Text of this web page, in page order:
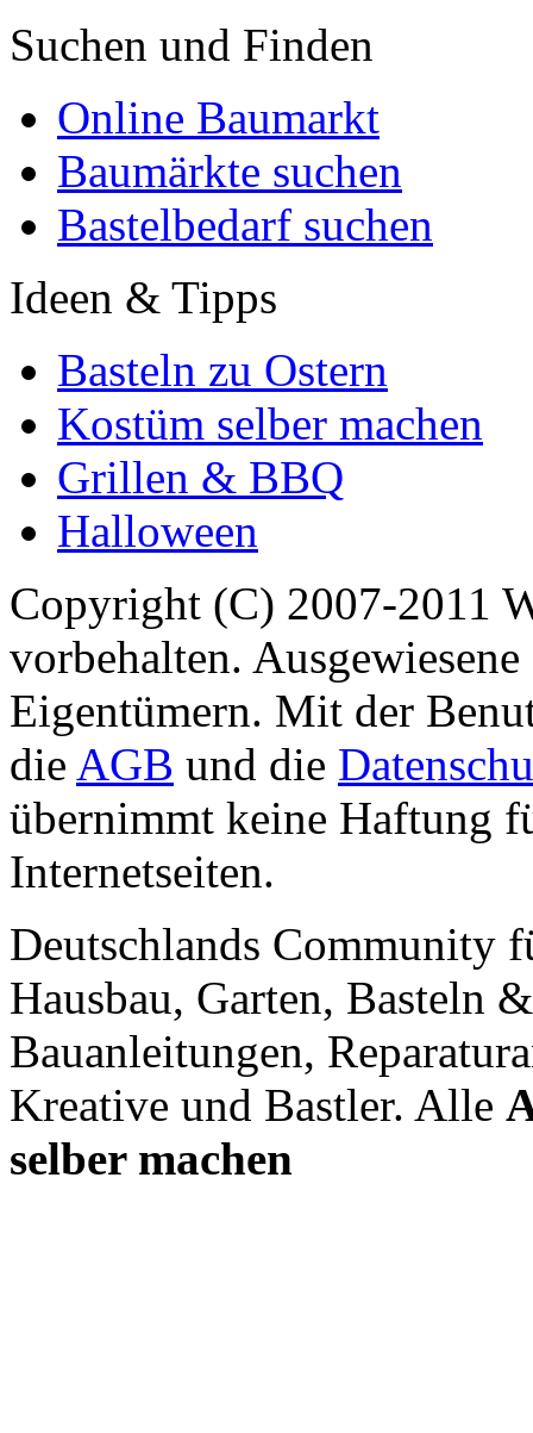
Suchen und Finden
Online Baumarkt
Baumärkte suchen
Bastelbedarf suchen
Ideen & Tipps
Basteln zu Ostern
Kostüm selber machen
Grillen & BBQ
Halloween
Copyright (C) 2007-2011
vorbehalten.
Eigentümern. Mit der
die AGB und die
übernimmt keine Haftung
Internetseiten.
Deutschlands Community
Hausbau, Garten, Basteln
Bauanleitungen,
Kreative und Bastler. Alle
selber machen